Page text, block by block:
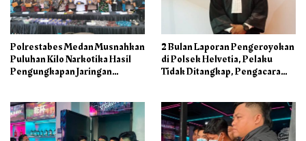
Polrestabes Medan Musnahkan
Puluhan Kilo Narkotika Hasil
Pengungkapan Jaringan
2 Bulan Laporan Pengeroyokan
di Polsek Helvetia, Pelaku
Tidak Ditangkap, Pengacara